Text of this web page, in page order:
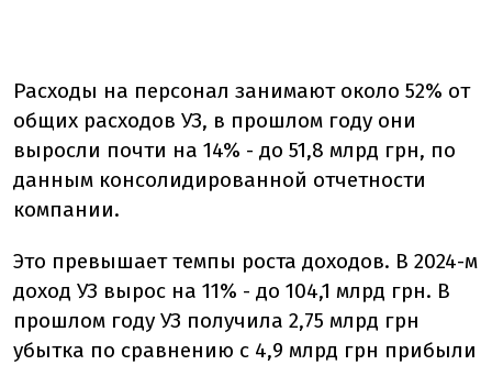
Расходы на персонал занимают около 52% от
общих расходов УЗ, в прошлом году они
выросли почти на 14% - до 51,8 млрд грн, по
данным консолидированной отчетности
компании.
Это превышает темпы роста доходов. В 2024-м
доход УЗ вырос на 11% - до 104,1 млрд грн. В
прошлом году УЗ получила 2,75 млрд грн
убытка по сравнению с 4,9 млрд грн прибыли